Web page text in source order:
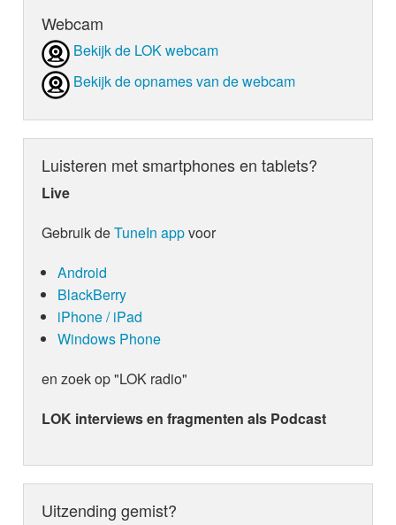
Webcam
Bekijk de LOK webcam
Bekijk de opnames van de webcam
Luisteren met smartphones en tablets?
Live
Gebruik deTuneIn appvoor
Android
BlackBerry
iPhone / iPad
Windows Phone
en zoek op "LOK radio"
LOK interviews en fragmenten als Podcast
Uitzending gemist?